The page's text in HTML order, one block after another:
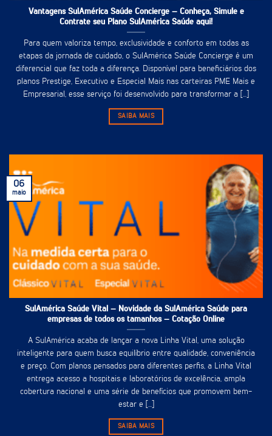
Vantagens SulAmérica Saúde Concierge – Conheça, Simule e
Contrate seu Plano SulAmérica Saúde aqui!
Para quem valoriza tempo, exclusividade e conforto em todas as
etapas da jornada de cuidado, o SulAmérica Saúde Concierge é um
diferencial que faz toda a diferença. Disponível para beneficiários dos
planos Prestige, Executivo e Especial Mais nas carteiras PME Mais e
Empresarial, esse serviço foi desenvolvido para transformar a [...]
SAIBA MAIS
SulAmérica Saúde Vital – Novidade da SulAmérica Saúde para
empresas de todos os tamanhos – Cotação Online
A SulAmérica acaba de lançar a nova Linha Vital, uma solução
inteligente para quem busca equilíbrio entre qualidade, conveniência
e preço. Com planos pensados para diferentes perfis, a Linha Vital
entrega acesso a hospitais e laboratórios de excelência, ampla
cobertura nacional e uma série de benefícios que promovem bem-
estar e [...]
SAIBA MAIS
06
maio